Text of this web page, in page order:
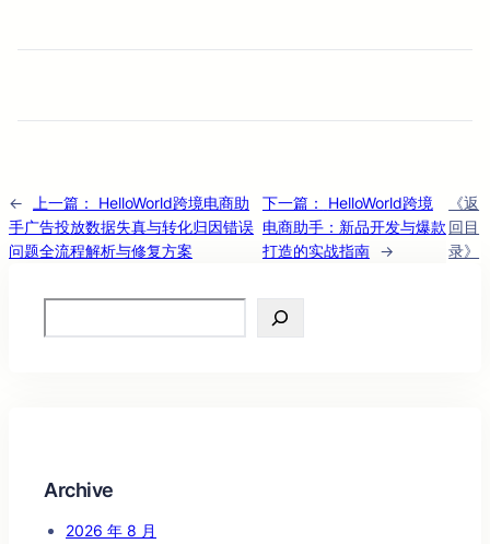
← 上一篇：
HelloWorld跨境电商助
手广告投放数据失真与转化归因错误
问题全流程解析与修复方案
下一篇：
HelloWorld跨境
电商助手：新品开发与爆款
打造的实战指南 →
《返
回目
录》
Archive
2026 年 8 月